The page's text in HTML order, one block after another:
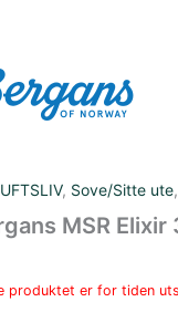
, Sove/Sitte ute,
MSR Elixir
produktet er for tiden